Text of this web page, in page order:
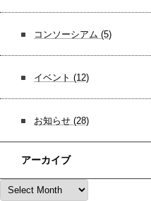
コンソーシアム (5)
イベント (12)
お知らせ (28)
アーカイブ